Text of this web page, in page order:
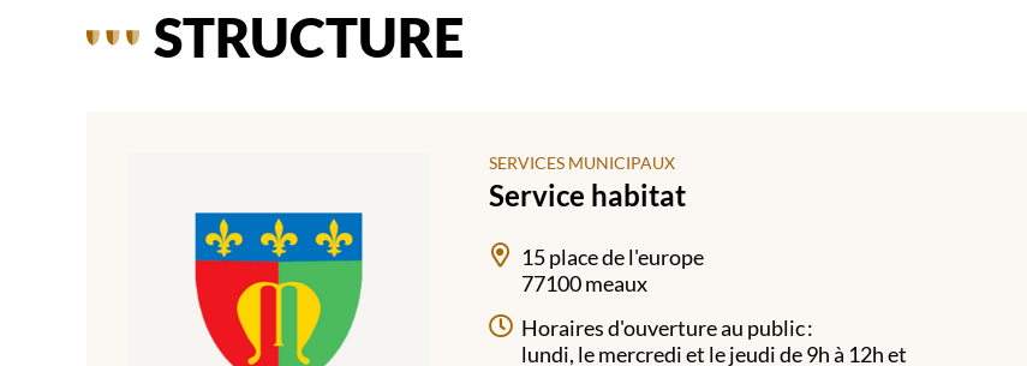
STRUCTURE
SERVICES MUNICIPAUX
Service habitat
15 place de l'europe
77100 meaux
Horaires d'ouverture au public :
lundi, le mercredi et le jeudi de 9h à 12h et